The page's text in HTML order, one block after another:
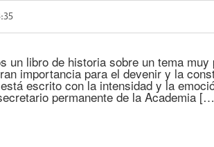
un libro de historia sobre un tema
importancia para el devenir y la
escrito con la intensidad y la
permanente de la Academia